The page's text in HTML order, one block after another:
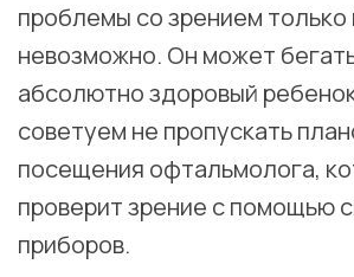
проблемы со зрением
невозможно. Он может
абсолютно здоровый
советуем не пропускать
посещения офтальмолога,
проверит зрение с помощью
приборов.